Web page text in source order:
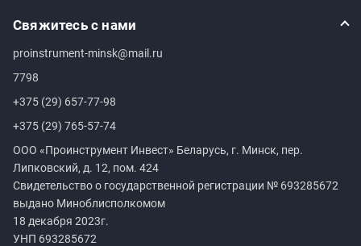
Свяжитесь с нами
proinstrument-minsk@mail.ru
7798
+375 (29) 657-77-98
+375 (29) 765-57-74
ООО «Проинструмент Инвест» Беларусь, г. Минск, пер.
Липковский, д. 12, пом. 424
Свидетельство о государственной регистрации № 693285672
выдано Миноблисполкомом
18 декабря 2023г.
УНП 693285672